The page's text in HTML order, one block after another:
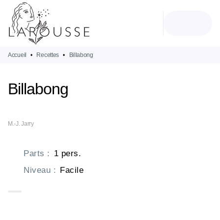
MENU
PIED DE PAGE
Accueil • Recettes • Billabong
Billabong
M.-J. Jarry
Parts : 1 pers.
Niveau : Facile